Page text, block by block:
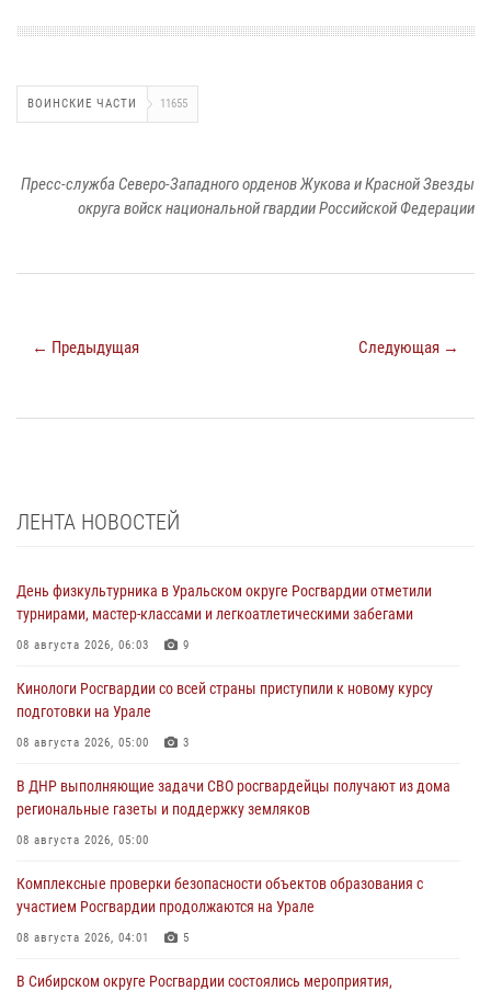
ВОИНСКИЕ ЧАСТИ 11655
Пресс-служба Северо-Западного орденов Жукова и Красной Звезды
округа войск национальной гвардии Российской Федерации
← Предыдущая Следующая →
ЛЕНТА НОВОСТЕЙ
День физкультурника в Уральском округе Росгвардии отметили
турнирами, мастер-классами и легкоатлетическими забегами
08 августа 2026, 06:03 9
Кинологи Росгвардии со всей страны приступили к новому курсу
подготовки на Урале
08 августа 2026, 05:00 3
В ДНР выполняющие задачи СВО росгвардейцы получают из дома
региональные газеты и поддержку земляков
08 августа 2026, 05:00
Комплексные проверки безопасности объектов образования с
участием Росгвардии продолжаются на Урале
08 августа 2026, 04:01 5
В Сибирском округе Росгвардии состоялись мероприятия,